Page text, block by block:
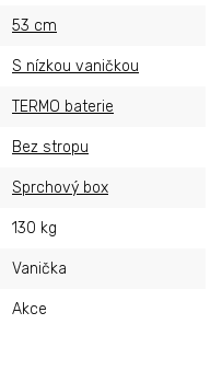
53 cm
S nízkou vaničkou
TERMO baterie
Bez stropu
Sprchový box
130 kg
Vanička
Akce